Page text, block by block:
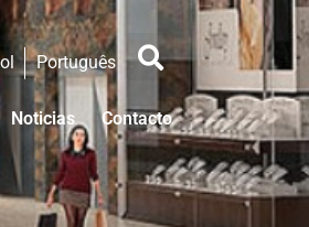
Português
Noticias Contacto